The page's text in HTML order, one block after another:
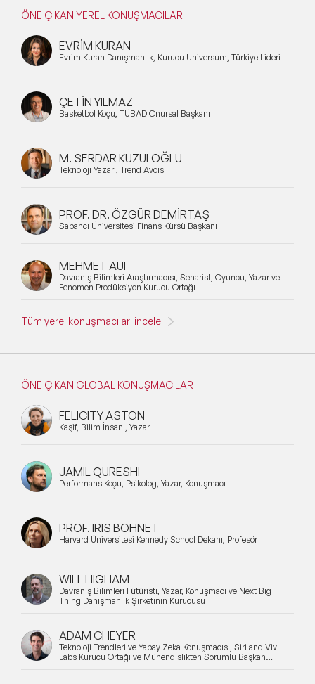
ÖNE ÇIKAN YEREL KONUŞMACILAR
EVRİM KURAN
Evrim Kuran Danışmanlık, Kurucu Universum, Türkiye Lideri
ÇETİN YILMAZ
Basketbol Koçu, TÜBAD Onursal Başkanı
M. SERDAR KUZULOĞLU
Teknoloji Yazarı, Trend Avcısı
PROF. DR. ÖZGÜR DEMİRTAŞ
Sabancı Üniversitesi Finans Kürsü Başkanı
MEHMET AUF
Davranış Bilimleri Araştırmacısı, Senarist, Oyuncu, Yazar ve
Fenomen Prodüksiyon Kurucu Ortağı
Tüm yerel konuşmacıları incele
ÖNE ÇIKAN GLOBAL KONUŞMACILAR
FELICITY ASTON
Kaşif, Bilim İnsanı, Yazar
JAMIL QURESHI
Performans Koçu, Psikolog, Yazar, Konuşmacı
PROF. IRIS BOHNET
Harvard Üniversitesi Kennedy School Dekanı, Profesör
WILL HIGHAM
Davranış Bilimleri Fütüristi, Yazar, Konuşmacı ve Next Big
Thing Danışmanlık Şirketinin Kurucusu
ADAM CHEYER
Teknoloji Trendleri ve Yapay Zeka Konuşmacısı, Siri and Viv
Labs Kurucu Ortağı ve Mühendislikten Sorumlu Başkan